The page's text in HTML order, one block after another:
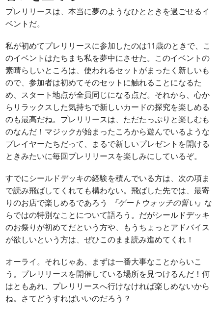
プレリリースは、本当に夢のようなひとときを過ごせるイ
ベントだ。
私が初めてプレリリースに参加したのは11歳のときで、こ
のイベントはたちまち私を夢中にさせた。このイベントの
素晴らしいところは、使われるセットがまったく新しいも
ので、参加者は初めてそのセットに触れることになるた
め、スタート地点が全員同じになる点だ。それから、心か
らリラックスした気持ちで新しいカードの探究を楽しめる
のも最高だね。プレリリースは、ただたっぷりと楽しむも
のなんだ！マジックが始まったころから遊んでいるような
プレイヤーたちだって、まるで新しいプレゼントを開ける
ときみたいに毎回プレリリースを楽しみにしているぞ。
すでにシールドデッキの経験を積んでいる方は、次の項ま
で読み飛ばしてくれても構わない。飛ばした先では、最寄
りのお店で楽しめるであろう
『ゲートウォッチの誓い』 な
らではの特別なことについて語ろう。だがシールドデッキ
のお祭りが初めてだという方や、もうちょっとアドバイス
が欲しいという方は、ぜひこのまま読み進めてくれ！
オーライ。それじゃあ、まずは一番大事なことからいこ
う。プレリリースを開催している場所を見つけるんだ！何
はともあれ、プレリリースへ行けなければ楽しめないから
ね。さてどうすればいいのだろう？